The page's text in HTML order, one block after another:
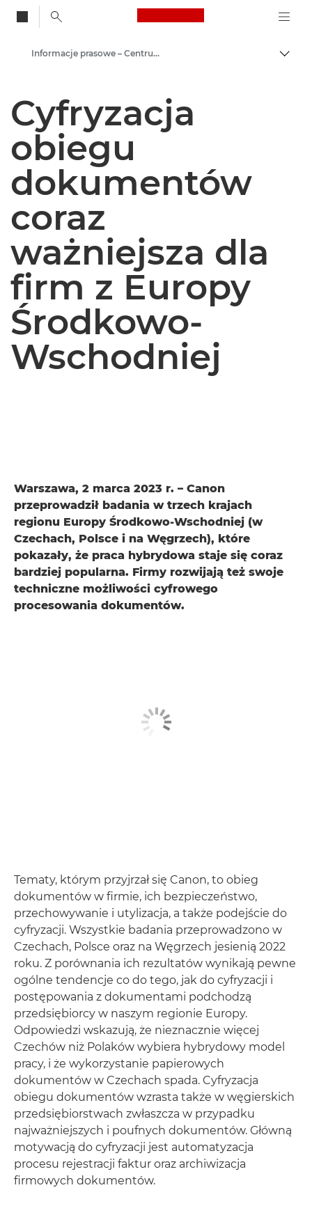
Canon Logo, back
Centrum prasowe
Informacje prasowe – Centrum Prasowe Canon
Cyfryzacja
obiegu
dokumentów
coraz
ważniejsza dla
firm z Europy
Środkowo-
Wschodniej
Warszawa, 2 marca 2023 r. – Canon
przeprowadził badania w trzech krajach
regionu Europy Środkowo-Wschodniej (w
Czechach, Polsce i na Węgrzech), które
pokazały, że praca hybrydowa staje się coraz
bardziej popularna. Firmy rozwijają też swoje
techniczne możliwości cyfrowego
procesowania dokumentów.
Tematy, którym przyjrzał się Canon, to obieg
dokumentów w firmie, ich bezpieczeństwo,
przechowywanie i utylizacja, a także podejście do
cyfryzacji. Wszystkie badania przeprowadzono w
Czechach, Polsce oraz na Węgrzech jesienią 2022
roku. Z porównania ich rezultatów wynikają pewne
ogólne tendencje co do tego, jak do cyfryzacji i
postępowania z dokumentami podchodzą
przedsiębiorcy w naszym regionie Europy.
Odpowiedzi wskazują, że nieznacznie więcej
Czechów niż Polaków wybiera hybrydowy model
pracy, i że wykorzystanie papierowych
dokumentów w Czechach spada. Cyfryzacja
obiegu dokumentów wzrasta także w węgierskich
przedsiębiorstwach zwłaszcza w przypadku
najważniejszych i poufnych dokumentów. Główną
motywacją do cyfryzacji jest automatyzacja
procesu rejestracji faktur oraz archiwizacja
firmowych dokumentów.